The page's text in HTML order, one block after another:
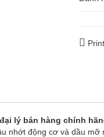
Print
lý bán hàng chính
nhớt động cơ và dầu